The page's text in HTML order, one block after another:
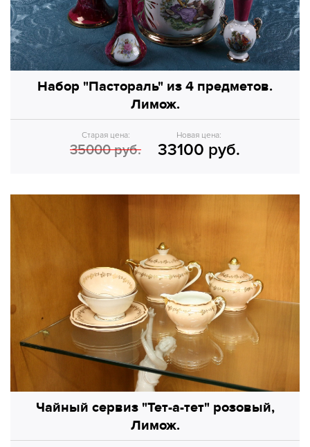
Набор "Пастораль" из 4 предметов.
Лимож.
Старая цена:
35000 руб.
Новая цена:
33100 руб.
Чайный сервиз "Тет-а-тет" розовый,
Лимож.